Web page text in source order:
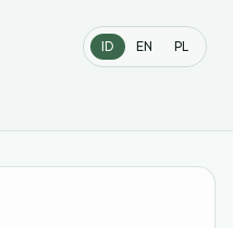
ID EN PL